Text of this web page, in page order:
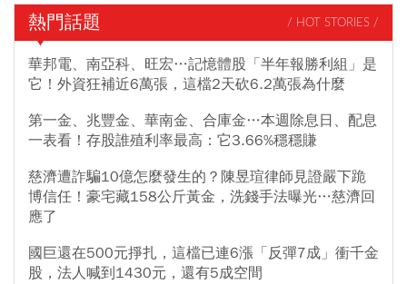
熱門話題 / HOT STORIES /
華邦電、南亞科、旺宏…記憶體股「半年報勝利組」是
它！外資狂補近6萬張，這檔2天砍6.2萬張為什麼
第一金、兆豐金、華南金、合庫金…本週除息日、配息
一表看！存股誰殖利率最高：它3.66%穩穩賺
慈濟遭詐騙10億怎麼發生的？陳昱瑄律師見證嚴下跪
博信任！豪宅藏158公斤黃金，洗錢手法曝光…慈濟回
應了
國巨還在500元掙扎，這檔已連6漲「反彈7成」衝千金
股，法人喊到1430元，還有5成空間